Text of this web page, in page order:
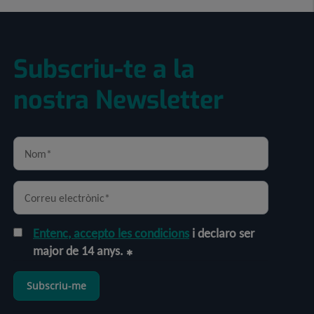
Subscriu-te a la
nostra Newsletter
Entenc, accepto les condicions i declaro ser
major de 14 anys.
Subscriu-me